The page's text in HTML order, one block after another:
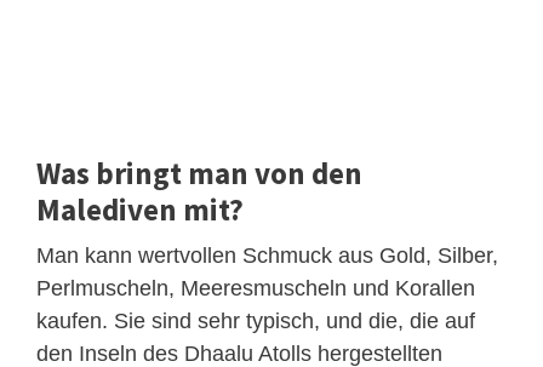
Was bringt man von den
Malediven mit?
Man kann wertvollen Schmuck aus Gold, Silber,
Perlmuscheln, Meeresmuscheln und Korallen
kaufen. Sie sind sehr typisch, und die, die auf
den Inseln des Dhaalu Atolls hergestellten